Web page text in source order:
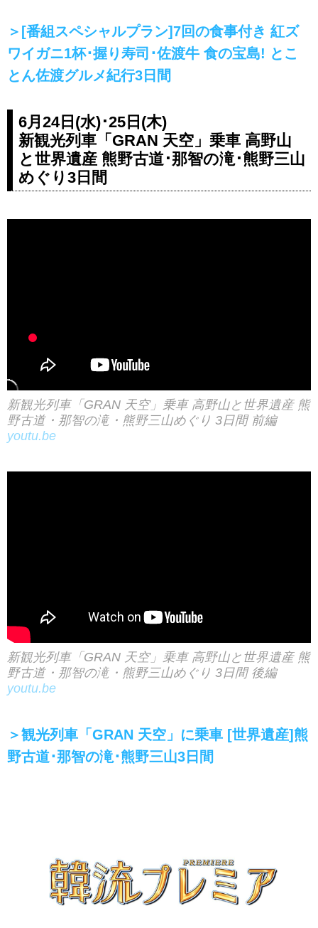
＞[番組スペシャルプラン]7回の食事付き 紅ズ
ワイガニ1杯･握り寿司･佐渡牛 食の宝島! とこ
とん佐渡グルメ紀行3日間
6月24日(水)･25日(木)
新観光列車「GRAN 天空」乗車 高野山
と世界遺産 熊野古道･那智の滝･熊野三山
めぐり3日間
新観光列車「GRAN 天空」乗車 高野山と世界遺産 熊
野古道・那智の滝・熊野三山めぐり 3日間 前編
youtu.be
新観光列車「GRAN 天空」乗車 高野山と世界遺産 熊
野古道・那智の滝・熊野三山めぐり 3日間 後編
youtu.be
＞観光列車「GRAN 天空」に乗車 [世界遺産]熊
野古道･那智の滝･熊野三山3日間